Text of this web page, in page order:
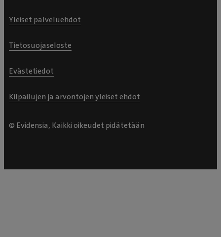
Yleiset palveluehdot
Tietosuojaseloste
Evästetiedot
Kilpailujen ja arvontojen yleiset ehdot
© Evidensia, Kaikki oikeudet pidätetään